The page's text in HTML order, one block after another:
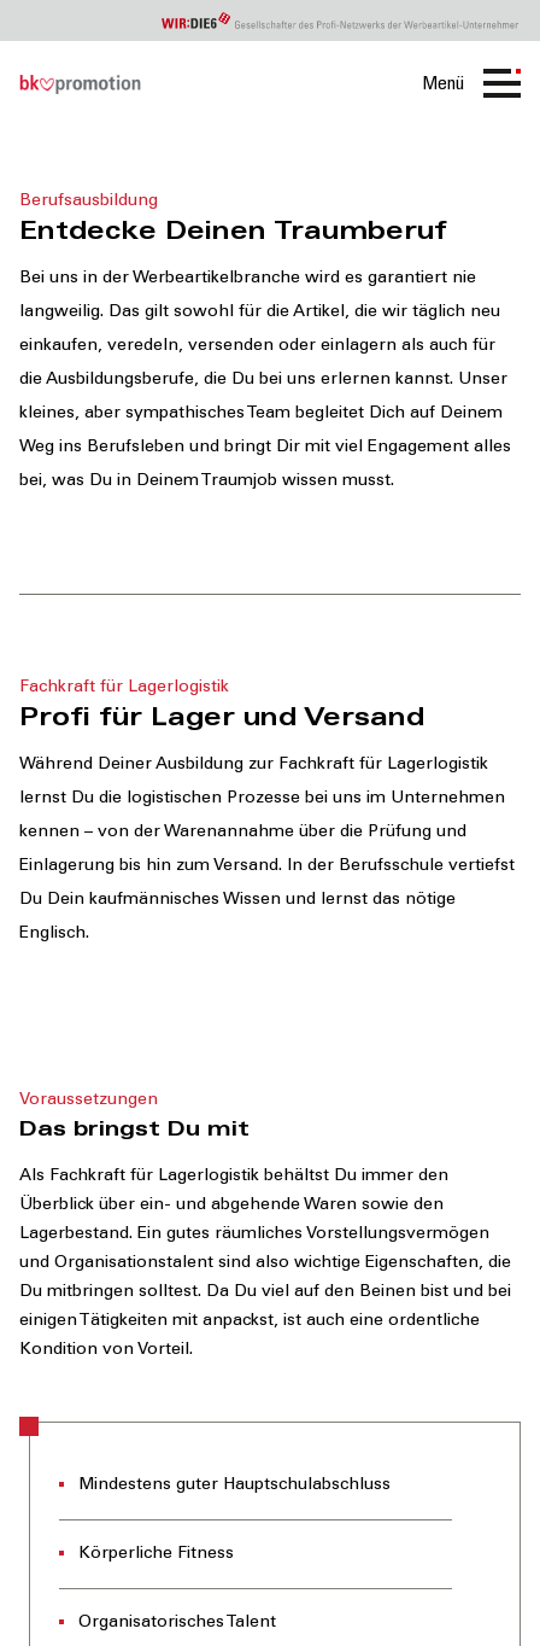
Menü
Ausbildung
Berufsausbildung
Entdecke Deinen Traumberuf
Bei uns in der Werbeartikelbranche wird es garantiert nie
langweilig. Das gilt sowohl für die Artikel, die wir täglich neu
einkaufen, veredeln, versenden oder einlagern als auch für
die Ausbildungsberufe, die Du bei uns erlernen kannst. Unser
kleines, aber sympathisches Team begleitet Dich auf Deinem
Weg ins Berufsleben und bringt Dir mit viel Engagement alles
bei, was Du in Deinem Traumjob wissen musst.
Fachkraft für Lagerlogistik
Profi für Lager und Versand
Während Deiner Ausbildung zur Fachkraft für Lagerlogistik
lernst Du die logistischen Prozesse bei uns im Unternehmen
kennen – von der Warenannahme über die Prüfung und
Einlagerung bis hin zum Versand. In der Berufsschule vertiefst
Du Dein kaufmännisches Wissen und lernst das nötige
Englisch.
Voraussetzungen
Das bringst Du mit
Als Fachkraft für Lagerlogistik behältst Du immer den
Überblick über ein- und abgehende Waren sowie den
Lagerbestand. Ein gutes räumliches Vorstellungsvermögen
und Organisationstalent sind also wichtige Eigenschaften, die
Du mitbringen solltest. Da Du viel auf den Beinen bist und bei
einigen Tätigkeiten mit anpackst, ist auch eine ordentliche
Kondition von Vorteil.
Mindestens guter Hauptschulabschluss
Körperliche Fitness
Organisatorisches Talent